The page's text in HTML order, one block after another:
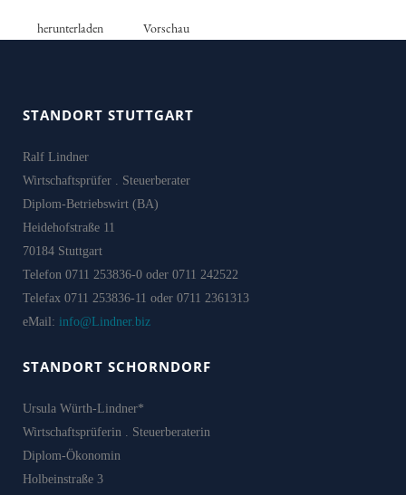
herunterladen Vorschau
STANDORT STUTTGART
Ralf Lindner
Wirtschaftsprüfer . Steuerberater
Diplom-Betriebswirt (BA)
Heidehofstraße 11
70184 Stuttgart
Telefon 0711 253836-0 oder 0711 242522
Telefax 0711 253836-11 oder 0711 2361313
eMail: info@Lindner.biz
STANDORT SCHORNDORF
Ursula Würth-Lindner*
Wirtschaftsprüferin . Steuerberaterin
Diplom-Ökonomin
Holbeinstraße 3